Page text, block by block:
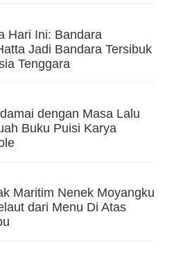
Hari Ini: Bandara
Jadi Bandara Tersibuk
Tenggara
dengan Masa Lalu
Buku Puisi Karya
Maritim Nenek Moyangku
dari Menu Di Atas